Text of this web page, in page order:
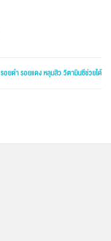
รอยดำ รอยแดง หลุมสิว วิตามินซีช่วยได้